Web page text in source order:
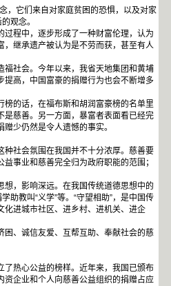
，它们来自对家庭贫困的恐惧，以及对家
观念。
程中，逐步形成了一种财富伦理，认为
继承遗产被认为是不劳而获，甚至有人
社会。今年以来，我省天地集团和黄埔
高，中国富豪的捐赠行为也会不断增多
的话，在福布斯和胡润富豪榜的名单里
慈善。另一方面，暴富者表面看已经完
少仍然是令人遗憾的事实。
社会氛围在我国并不十分浓厚。慈善要
事业和慈善完全归为政府职能的范围；
想，影响深远。在我国传统道德思想中的
助教叫“义学”等。“守望相助”，是中国传
化进城市社区、进乡村、进机关、进企
、诚信友爱、互帮互助、奉献社会的慈
热心公益的榜样。近年来，我国已颁布
企业和个人向慈善公益组织的捐赠占应